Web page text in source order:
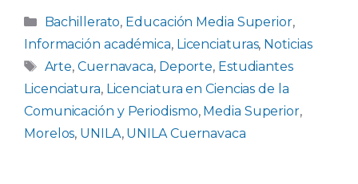
Categorías
Bachillerato, Educación Media Superior,
Información académica, Licenciaturas, Noticias
Etiquetas
Arte,Cuernavaca, Deporte, Estudiantes
Licenciatura, Licenciatura en Ciencias de la
Comunicación y Periodismo, Media Superior,
Morelos, UNILA, UNILA Cuernavaca